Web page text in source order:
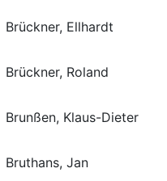
Brückner, Ellhardt
Brückner, Roland
Brunßen, Klaus-Dieter
Bruthans, Jan